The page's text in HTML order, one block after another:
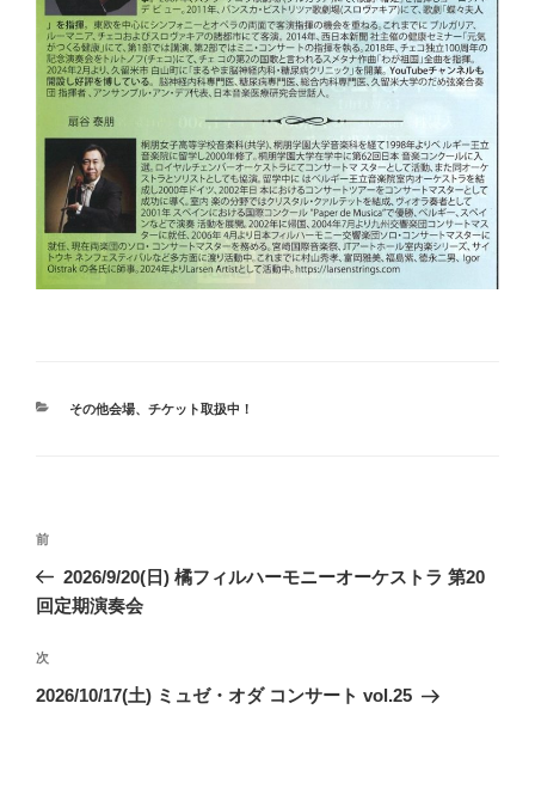
カ
その他会場、 チケット取扱中！
投
ナ
ゲ
ー
前
の
投
前
2026/9/20(日) 橘フィルハーモニーオーケストラ 第20
回定期演奏会
次
の
次
2026/10/17(土) ミュゼ・オダ コンサート vol.25